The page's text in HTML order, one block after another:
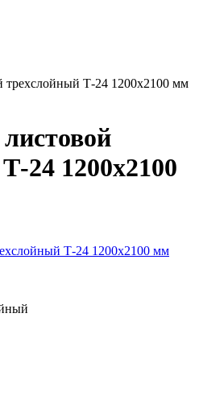
трехслойный Т-24 1200х2100 мм
24 1200х2100